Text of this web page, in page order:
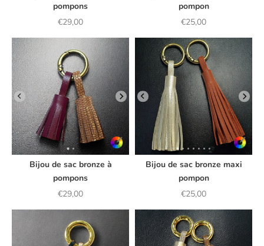
pompons
Prix de vente
€29,00
pompon
Prix de vente
€25,00
Bijou de sac bronze à
pompons
Prix de vente
€29,00
Bijou de sac bronze maxi
pompon
Prix de vente
€25,00